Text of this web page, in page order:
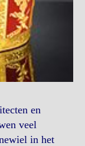
en
veel
in het